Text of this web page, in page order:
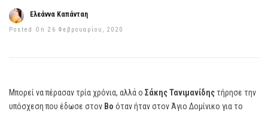
Ελεάννα Καπάνταη
Posted On 26 Φεβρουαρίου, 2020
Μπορεί να πέρασαν τρία χρόνια, αλλά ο Σάκης Τανιμανίδηςτήρησε την
υπόσχεση που έδωσε στον Bo όταν ήταν στον Άγιο Δομίνικο για το